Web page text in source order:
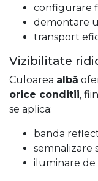
configurare
demontare
transport
Vizibilitate
Culoarea albă
orice conditii,
se aplica:
banda
semnalizare
iluminare de